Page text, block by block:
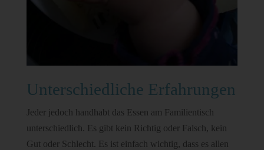
Unterschiedliche Erfahrungen
Jeder jedoch handhabt das Essen am Familientisch
unterschiedlich. Es gibt kein Richtig oder Falsch, kein
Gut oder Schlecht. Es ist einfach wichtig, dass es allen